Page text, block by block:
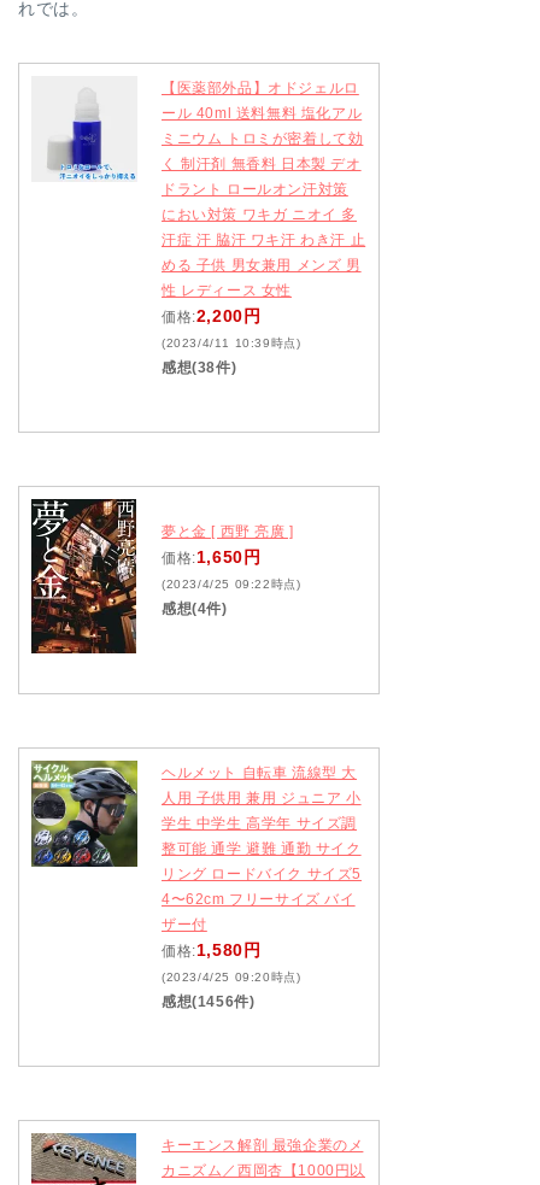
れでは。
【医薬部外品】オドジェルロ
ール 40ml 送料無料 塩化アル
ミニウム トロミが密着して効
く 制汗剤 無香料 日本製 デオ
ドラント ロールオン汗対策
におい対策 ワキガ ニオイ 多
汗症 汗 脇汗 ワキ汗 わき汗 止
める 子供 男女兼用 メンズ 男
性 レディース 女性
価格:2,200円
(2023/4/11 10:39時点)
感想(38件)
夢と金 [ 西野 亮廣 ]
価格:1,650円
(2023/4/25 09:22時点)
感想(4件)
ヘルメット 自転車 流線型 大
人用 子供用 兼用 ジュニア 小
学生 中学生 高学年 サイズ調
整可能 通学 避難 通勤 サイク
リング ロードバイク サイズ5
4〜62cm フリーサイズ バイ
ザー付
価格:1,580円
(2023/4/25 09:20時点)
感想(1456件)
キーエンス解剖 最強企業のメ
カニズム／西岡杏【1000円以